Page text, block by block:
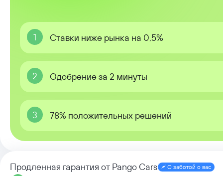
1 Ставки ниже рынка на 0,5%
2 Одобрение за 2 минуты
3 78% положительных решений
Продленная гарантия от Pango Cars С заботой о вас